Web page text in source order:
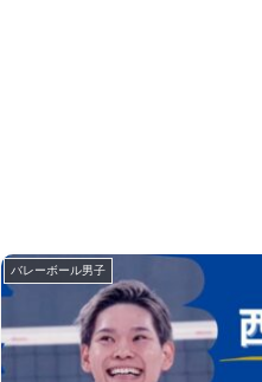
バレーボール男子